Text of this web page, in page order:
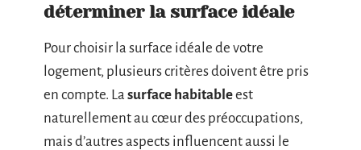
déterminer la surface idéale
Pour choisir la surface idéale de votre
logement, plusieurs critères doivent être pris
en compte. La surface habitableest
naturellement au cœur des préoccupations,
mais d’autres aspects influencent aussi le